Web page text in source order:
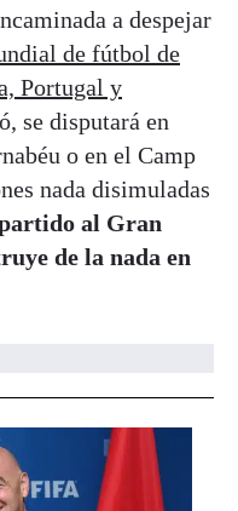
a despejar
de fútbol de
Portugal y
se disputará en
o en el Camp
nada disimuladas
al Gran
de la nada en